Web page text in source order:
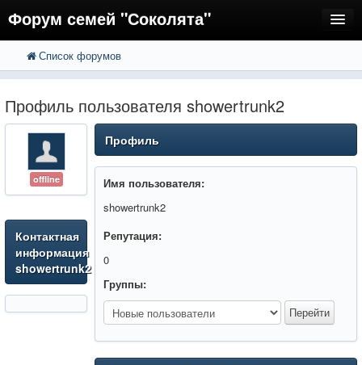
Форум семей "Соколята"
FAQ
Регистрация
Вход
Список форумов
Профиль пользователя showertrunk2
offline
Контактная
информация
showertrunk2
Профиль
Имя пользователя:
showertrunk2
Репутация:
0
Группы: